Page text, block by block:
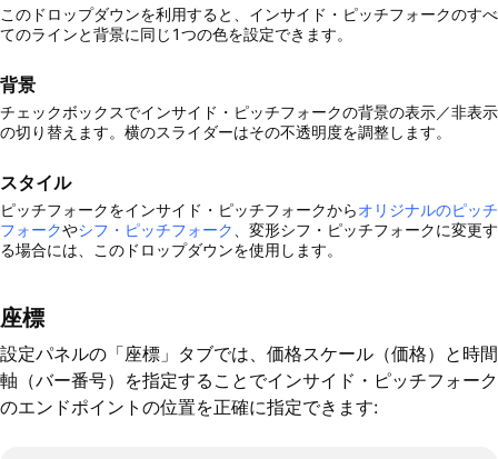
このドロップダウンを利用すると、インサイド・ピッチフォークのすべ
てのラインと背景に同じ1つの色を設定できます。
背景
チェックボックスでインサイド・ピッチフォークの背景の表示／非表示
の切り替えます。横のスライダーはその不透明度を調整します。
スタイル
ピッチフォークをインサイド・ピッチフォークからオリジナルのピッチ
フォークやシフ・ピッチフォーク
、変形シフ・ピッチフォークに変更す
る場合には、このドロップダウンを使用します。
座標
設定パネルの「座標」タブでは、価格スケール（価格）と時間
軸（バー番号）を指定することでインサイド・ピッチフォーク
のエンドポイントの位置を正確に指定できます: